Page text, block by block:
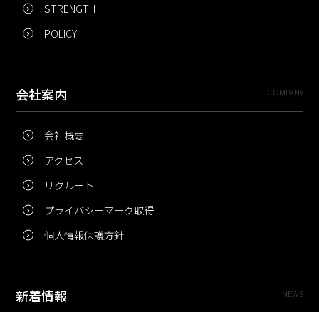
STRENGTH
POLICY
会社案内 COMPANY
会社概要
アクセス
リクルート
プライバシーマーク取得
個人情報保護方針
新着情報 NEWS